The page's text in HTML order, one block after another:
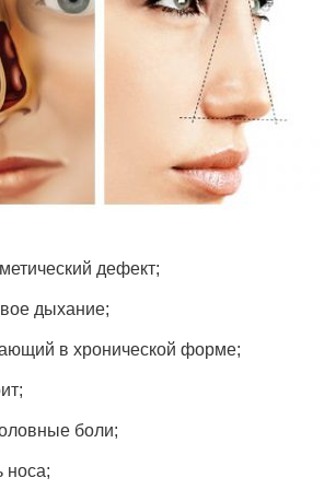
дефект;
дыхание;
в хронической форме;
боли;
носа;